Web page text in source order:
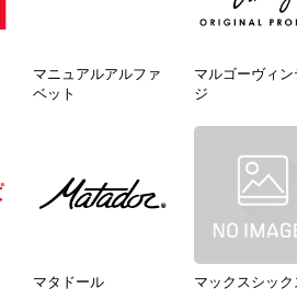
マニュアルアルファ
ベット
マルゴーヴィン
ジ
マタドール マックスシック